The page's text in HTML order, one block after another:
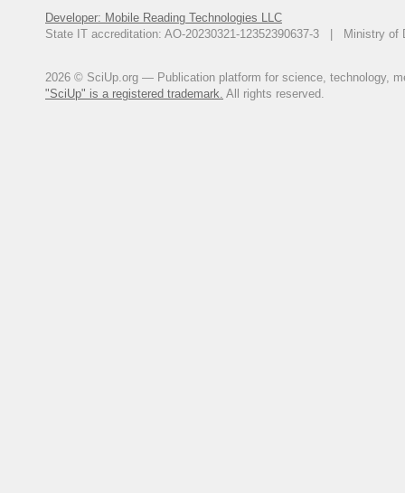
Developer: Mobile Reading Technologies LLC
State IT accreditation: AO-20230321-12352390637-3 | Ministry of
2026 © SciUp.org — Publication platform for science, technology,
"SciUp" is a registered trademark. All rights reserved.